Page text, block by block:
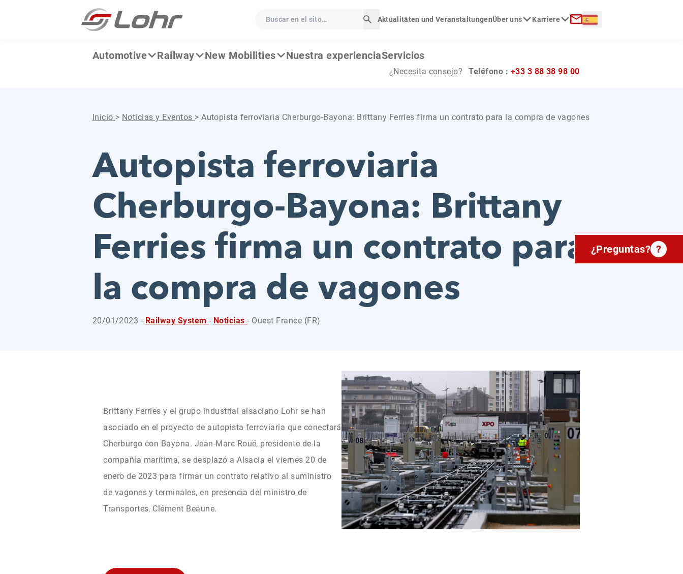
Buscar en el sito…
Iniciar búsqueda
Aktualitäten und VeranstaltungenÜber uns Karriere Langue :
Automotive Railway New Mobilities Nuestra experienciaServicios
¿Necesita consejo? Teléfono : +33 3 88 38 98 00
Inicio > Noticias y Eventos >Autopista ferroviaria Cherburgo-Bayona: Brittany Ferries firma un contrato para la compra de vagones
Autopista ferroviaria
Cherburgo-Bayona: Brittany
Ferries firma un contrato para
la compra de vagones
20/01/2023 - Railway System- Noticias- Ouest France (FR)
Brittany Ferries y el grupo industrial alsaciano Lohr se han
asociado en el proyecto de autopista ferroviaria que conectará
Cherburgo con Bayona. Jean-Marc Roué, presidente de la
compañía marítima, se desplazó a Alsacia el viernes 20 de
enero de 2023 para firmar un contrato relativo al suministro
de vagones y terminales, en presencia del ministro de
Transportes, Clément Beaune.
¿Preguntas? ?
Panel de gestión de cookies